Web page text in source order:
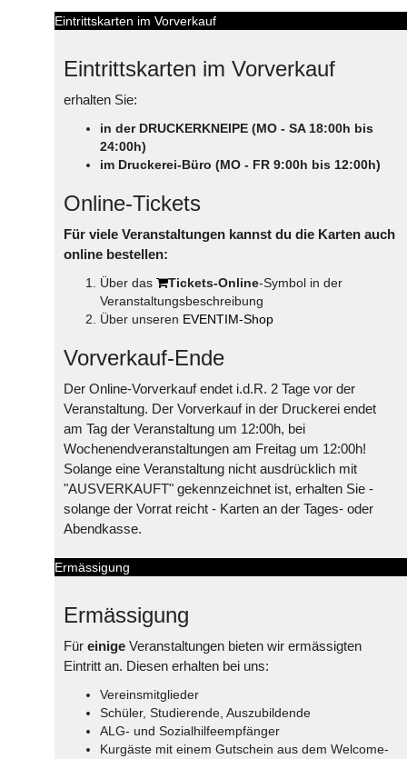
Eintrittskarten im Vorverkauf
Eintrittskarten im Vorverkauf
erhalten Sie:
in der DRUCKERKNEIPE (MO - SA 18:00h bis
24:00h)
im Druckerei-Büro (MO - FR 9:00h bis 12:00h)
Online-Tickets
Für viele Veranstaltungen kannst du die Karten auch
online bestellen:
Über das Tickets-Online-Symbol in der
Veranstaltungsbeschreibung
Über unseren EVENTIM-Shop
Vorverkauf-Ende
Der Online-Vorverkauf endet i.d.R. 2 Tage vor der
Veranstaltung. Der Vorverkauf in der Druckerei endet
am Tag der Veranstaltung um 12:00h, bei
Wochenendveranstaltungen am Freitag um 12:00h!
Solange eine Veranstaltung nicht ausdrücklich mit
"AUSVERKAUFT" gekennzeichnet ist, erhalten Sie -
solange der Vorrat reicht - Karten an der Tages- oder
Abendkasse.
Ermässigung
Ermässigung
Für einige Veranstaltungen bieten wir ermässigten
Eintritt an. Diesen erhalten bei uns:
Vereinsmitglieder
Schüler, Studierende, Auszubildende
ALG- und Sozialhilfeempfänger
Kurgäste mit einem Gutschein aus dem Welcome-